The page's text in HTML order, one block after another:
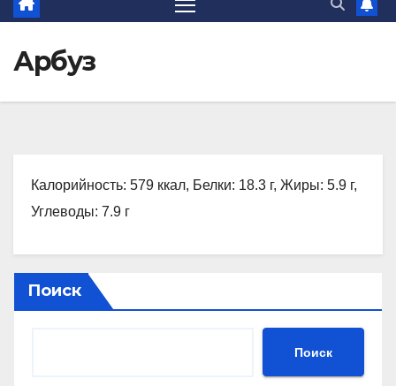
Арбуз
Калорийность: 579 ккал, Белки: 18.3 г, Жиры: 5.9 г,
Углеводы: 7.9 г
Поиск
Поиск